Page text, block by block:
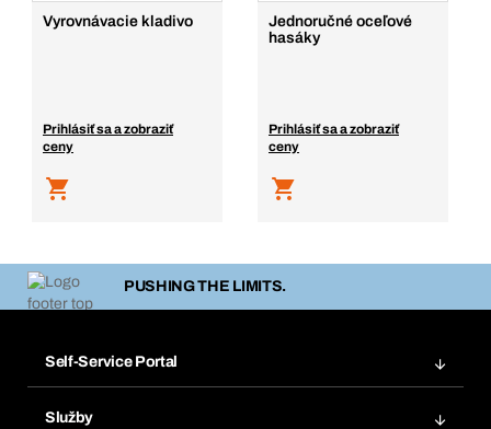
Vyrovnávacie kladivo
Prihlásiť sa a zobraziť
ceny
Jednoručné oceľové
hasáky
Prihlásiť sa a zobraziť
ceny
PUSHING THE LIMITS.
Self-Service Portal
Služby